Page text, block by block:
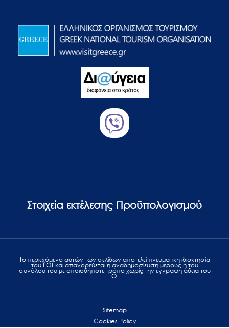
Στοιχεία εκτέλεσης Προϋπολογισμού
Το περιεχόμενο αυτών των σελίδων αποτελεί πvευματική ιδιοκτησία
του ΕΟΤ και απαγορεύεται η αναδημοσίευση μέρους ή του
συνόλου του με οποιοδήποτε τρόπο χωρίς την έγγραφη άδεια του
ΕΟΤ.
Sitemap
Cookies Policy